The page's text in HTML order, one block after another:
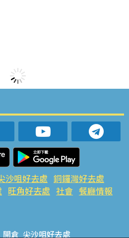
沙咀好去處 銅鑼灣好去處
旺角好去處 社會 餐廳情報
開倉 尖沙咀好去處